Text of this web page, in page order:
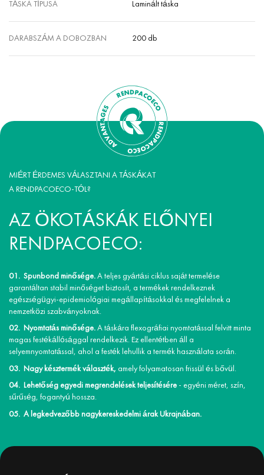
TÁSKA TÍPUSA Laminált táska
DARABSZÁM A DOBOZBAN 200 db
MIÉRT ÉRDEMES VÁLASZTANI A TÁSKÁKAT
A RENDPACOECO-TÓL?
AZ ÖKOTÁSKÁK ELŐNYEI
RENDPACOECO:
Spunbond minősége.A teljes gyártási ciklus saját termelése
garantáltan stabil minőséget biztosít, a termékek rendelkeznek
egészségügyi-epidemiológiai megállapításokkal és megfelelnek a
nemzetközi szabványoknak.
Nyomtatás minősége.A táskára flexográfiai nyomtatással felvitt minta
magas festékállósággal rendelkezik. Ez ellentétben áll a
selyemnyomtatással, ahol a festék lehullik a termék használata során.
Nagy késztermék választék, amely folyamatosan frissül és bővül.
Lehetőség egyedi megrendelések teljesítésére- egyéni méret, szín,
sűrűség, fogantyú hossza.
A legkedvezőbb nagykereskedelmi árak Ukrajnában.